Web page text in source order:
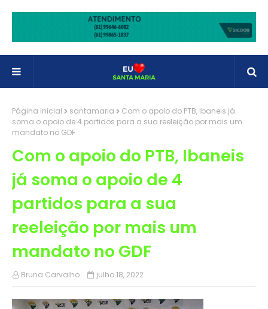
Página inicial santamaria
Com o apoio do PTB, Ibaneis já
soma o apoio de 4 partidos para a sua reeleição por mais um
mandato no GDF
Com o apoio do PTB, Ibaneis
já soma o apoio de 4
partidos para a sua
reeleição por mais um
mandato no GDF
Bruna Carvalho julho 18, 2022